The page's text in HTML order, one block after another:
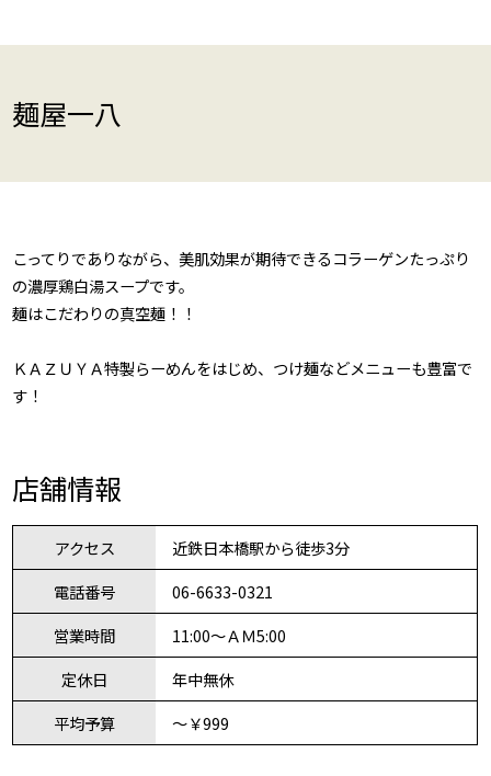
麺屋一八
こってりでありながら、美肌効果が期待できるコラーゲンたっぷり
の濃厚鶏白湯スープです。
麺はこだわりの真空麺！！
ＫＡＺＵＹＡ特製らーめんをはじめ、つけ麺などメニューも豊富で
す！
店舗情報
アクセス
近鉄日本橋駅から徒歩3分
電話番号
06-6633-0321
営業時間
11:00～ＡＭ5:00
定休日
年中無休
平均予算
～￥999